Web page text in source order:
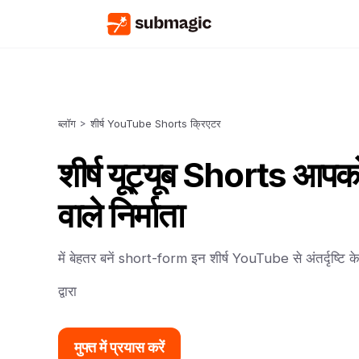
ब्लॉग > शीर्ष YouTube Shorts क्रिएटर
शीर्ष यूट्यूब Shorts
वाले निर्माता
में बेहतर बनें short-form इन शीर्ष YouTube से अंतर्दृष्टि
द्वारा
मुफ्त में प्रयास करें